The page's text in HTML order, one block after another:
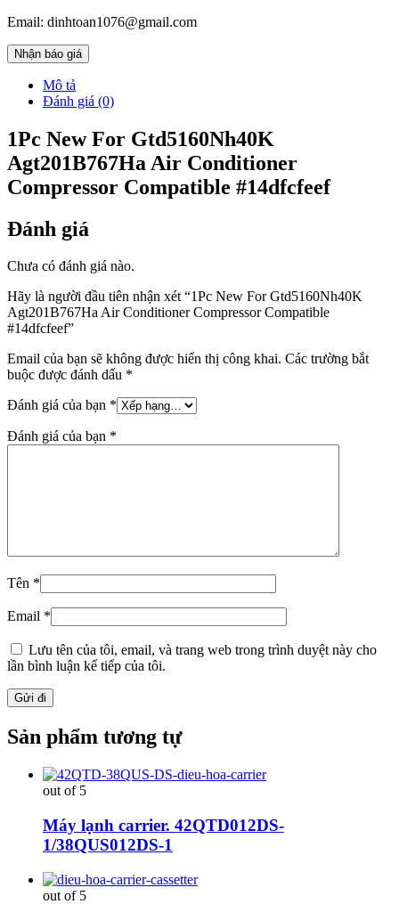
Email: dinhtoan1076@gmail.com
Nhận báo giá
Mô tả
Đánh giá (0)
1Pc New For Gtd5160Nh40K
Agt201B767Ha Air Conditioner
Compressor Compatible #14dfcfeef
Đánh giá
Chưa có đánh giá nào.
Hãy là người đầu tiên nhận xét “1Pc New For Gtd5160Nh40K
Agt201B767Ha Air Conditioner Compressor Compatible
#14dfcfeef”
Email của bạn sẽ không được hiển thị công khai. Các trường bắt
buộc được đánh dấu *
Đánh giá của bạn *
Đánh giá của bạn *
Tên *
Email *
Lưu tên của tôi, email, và trang web trong trình duyệt này cho
lần bình luận kế tiếp của tôi.
Sản phẩm tương tự
out of 5
Máy lạnh carrier. 42QTD012DS-
1/38QUS012DS-1
out of 5